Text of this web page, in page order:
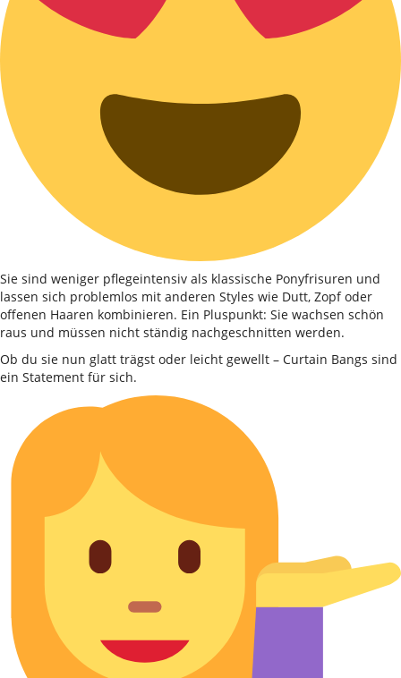
Sie sind weniger pflegeintensiv als klassische Ponyfrisuren und
lassen sich problemlos mit anderen Styles wie Dutt, Zopf oder
offenen Haaren kombinieren. Ein Pluspunkt: Sie wachsen schön
raus und müssen nicht ständig nachgeschnitten werden.
Ob du sie nun glatt trägst oder leicht gewellt – Curtain Bangs sind
ein Statement für sich.